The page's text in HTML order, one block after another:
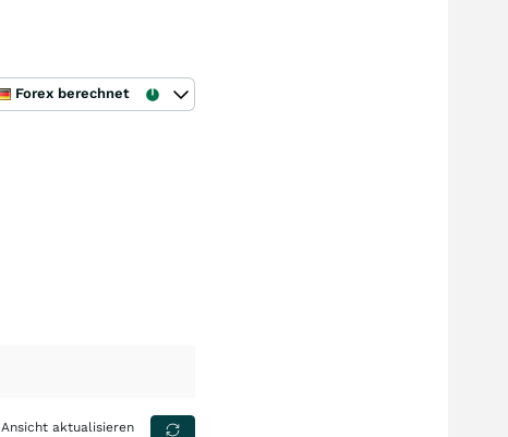
Forex berechnet
Ansicht aktualisieren